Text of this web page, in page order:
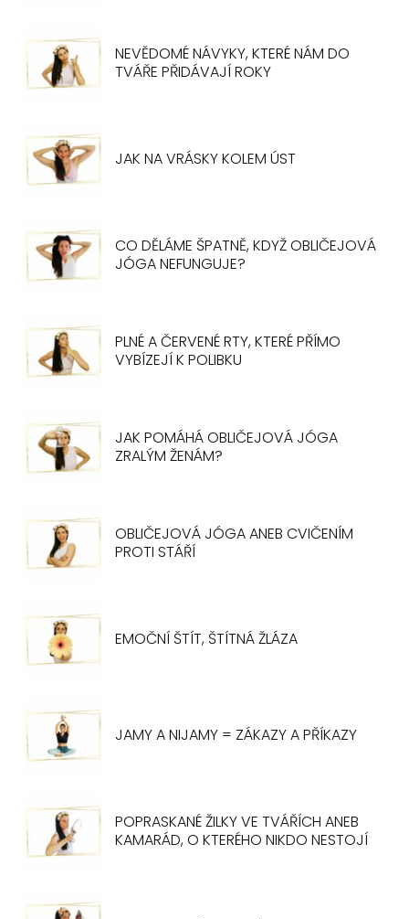
NEVĚDOMÉ NÁVYKY, KTERÉ NÁM DO
TVÁŘE PŘIDÁVAJÍ ROKY
JAK NA VRÁSKY KOLEM ÚST
CO DĚLÁME ŠPATNĚ, KDYŽ OBLIČEJOVÁ
JÓGA NEFUNGUJE?
PLNÉ A ČERVENÉ RTY, KTERÉ PŘÍMO
VYBÍZEJÍ K POLIBKU
JAK POMÁHÁ OBLIČEJOVÁ JÓGA
ZRALÝM ŽENÁM?
OBLIČEJOVÁ JÓGA ANEB CVIČENÍM
PROTI STÁŘÍ
EMOČNÍ ŠTÍT, ŠTÍTNÁ ŽLÁZA
JAMY A NIJAMY = ZÁKAZY A PŘÍKAZY
POPRASKANÉ ŽILKY VE TVÁŘÍCH ANEB
KAMARÁD, O KTERÉHO NIKDO NESTOJÍ